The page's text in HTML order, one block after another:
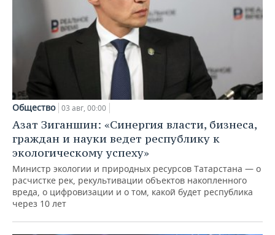
Общество 03 авг, 00:00
Азат Зиганшин: «Синергия власти, бизнеса,
граждан и науки ведет республику к
экологическому успеху»
Министр экологии и природных ресурсов Татарстана — о
расчистке рек, рекультивации объектов накопленного
вреда, о цифровизации и о том, какой будет республика
через 10 лет